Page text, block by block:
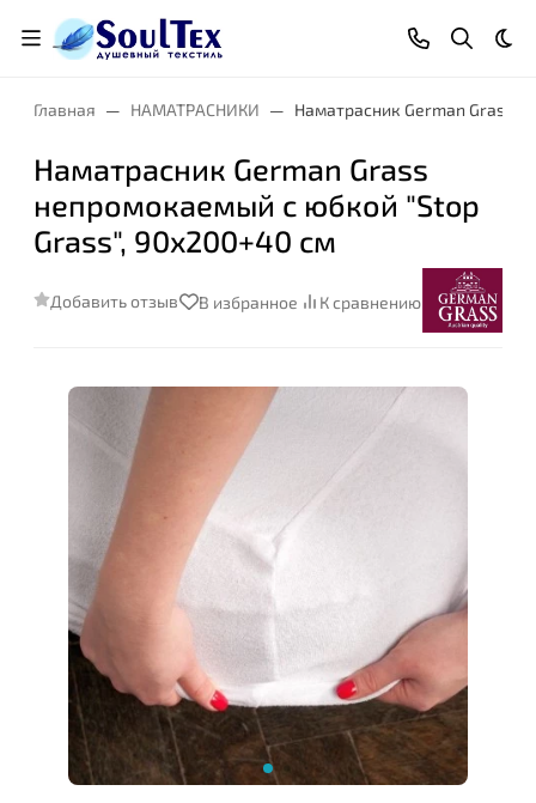
Главная НАМАТРАСНИКИ Наматрасник German Grass
Наматрасник German Grass
непромокаемый с юбкой "Stop
Grass", 90x200+40 см
Добавить отзыв В избранное К сравнению